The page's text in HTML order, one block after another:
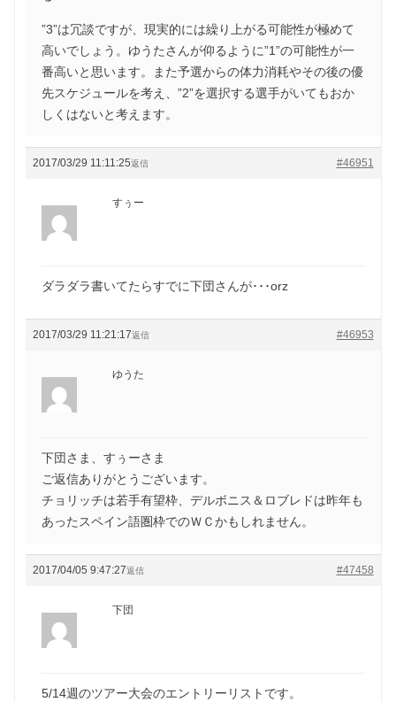
”3”は冗談ですが、現実的には繰り上がる可能性が極めて
高いでしょう。ゆうたさんが仰るように”1”の可能性が一
番高いと思います。また予選からの体力消耗やその後の優
先スケジュールを考え、”2”を選択する選手がいてもおか
しくはないと考えます。
2017/03/29 11:11:25 #46951
返信
すぅー
ダラダラ書いてたらすでに下団さんが･･･orz
2017/03/29 11:21:17 #46953
返信
ゆうた
下団さま、すぅーさま
ご返信ありがとうございます。
チョリッチは若手有望枠、デルボニス＆ロブレドは昨年も
あったスペイン語圏枠でのＷＣかもしれません。
2017/04/05 9:47:27 #47458
返信
下団
5/14週のツアー大会のエントリーリストです。